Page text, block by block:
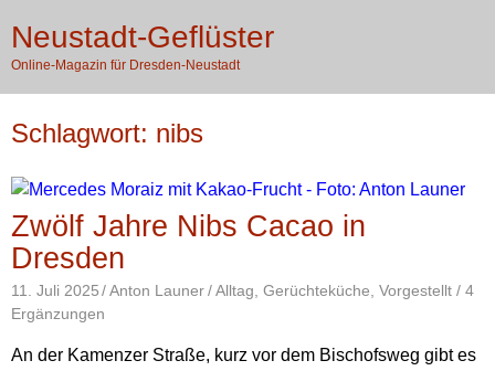
Inhalt
springen
Neustadt-Geflüster
Online-Magazin für Dresden-Neustadt
Schlagwort: nibs
Zwölf Jahre Nibs Cacao in
Dresden
11. Juli 2025 Anton Launer Alltag,Gerüchteküche,Vorgestellt / 4
Ergänzungen
An der Kamenzer Straße, kurz vor dem Bischofsweg gibt es